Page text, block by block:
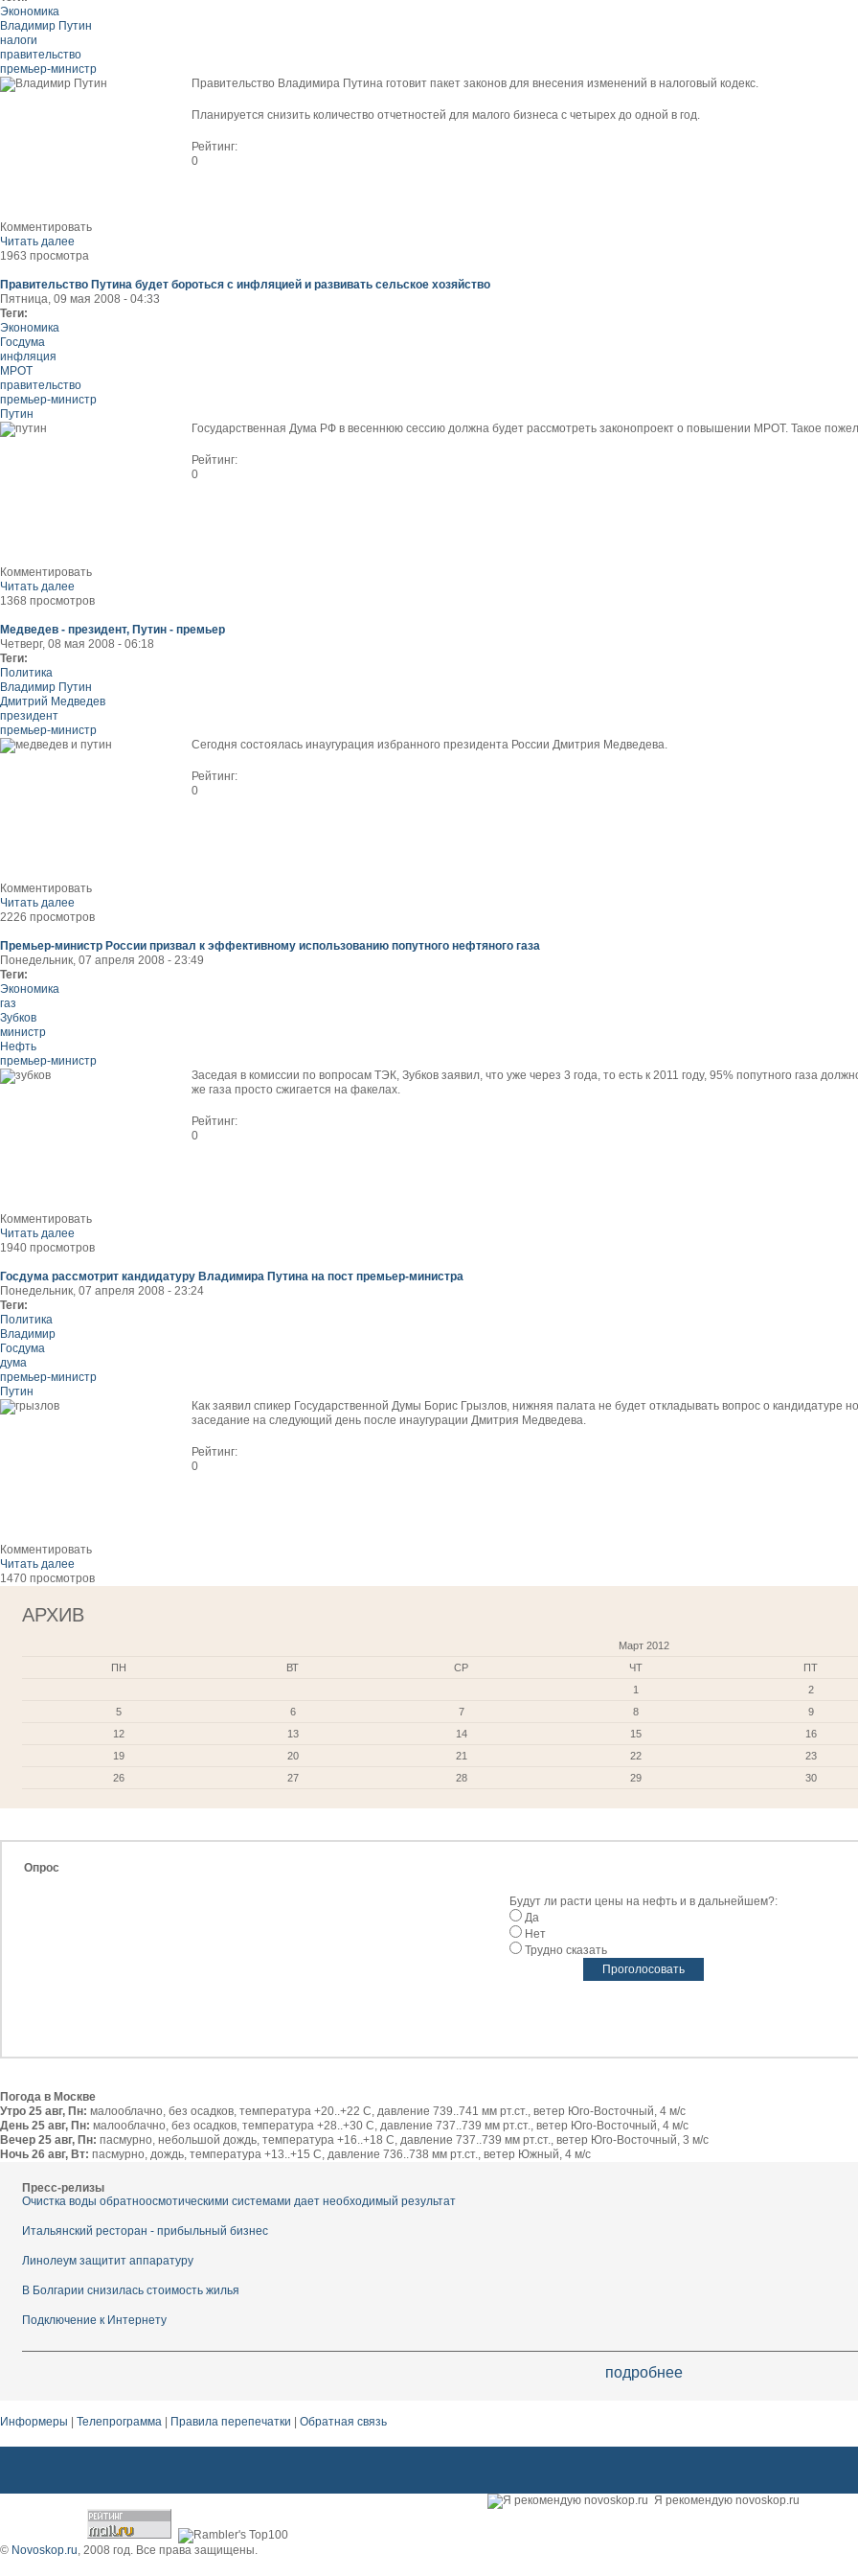
Экономика
Владимир Путин
налоги
правительство
премьер-министр
Правительство Владимира Путина готовит пакет законов для внесения изменений в налоговый кодекс.
Планируется снизить количество отчетностей для малого бизнеса с четырех до одной в год.
Рейтинг:
0
Комментировать
Читать далее
1963 просмотра
Правительство Путина будет бороться с инфляцией и развивать сельское хозяйство
Пятница, 09 мая 2008 - 04:33
Теги:
Экономика
Госдума
инфляция
МРОТ
правительство
премьер-министр
Путин
Государственная Дума РФ в весеннюю сессию должна будет рассмотреть законопроект о повышении МРОТ. Такое
Рейтинг:
0
Комментировать
Читать далее
1368 просмотров
Медведев - президент, Путин - премьер
Четверг, 08 мая 2008 - 06:18
Теги:
Политика
Владимир Путин
Дмитрий Медведев
президент
премьер-министр
Сегодня состоялась инаугурация избранного президента России Дмитрия Медведева.
Рейтинг:
0
Комментировать
Читать далее
2226 просмотров
Премьер-министр России призвал к эффективному использованию попутного нефтяного газа
Понедельник, 07 апреля 2008 - 23:49
Теги:
Экономика
газ
Зубков
министр
Нефть
премьер-министр
Заседая в комиссии по вопросам ТЭК, Зубков заявил, что уже через 3 года, то есть к 2011 году, 95% попутного газа
же газа просто сжигается на факелах.
Рейтинг:
0
Комментировать
Читать далее
1940 просмотров
Госдума рассмотрит кандидатуру Владимира Путина на пост премьер-министра
Понедельник, 07 апреля 2008 - 23:24
Теги:
Политика
Владимир
Госдума
дума
премьер-министр
Путин
Как заявил спикер Государственной Думы Борис Грызлов, нижняя палата не будет откладывать вопрос о кандидатуре
заседание на следующий день после инаугурации Дмитрия Медведева.
Рейтинг:
0
Комментировать
Читать далее
1470 просмотров
АРХИВ
Март 2012
ПН
ВТ СР ЧТ ПТ
1
2
5
6 7 8 9
12
13 14 15 16
19
20 21 22 23
26
27 28 29 30
Опрос
Будут ли расти цены на нефть и в дальнейшем?:
Да
Нет
Трудно сказать
Погода в Москве
Утро 25 авг, Пн: малооблачно, без осадков, температура +20..+22 С, давление 739..741 мм рт.ст., ветер Юго-Восточный, 4 м/с
День 25 авг, Пн: малооблачно, без осадков, температура +28..+30 С, давление 737..739 мм рт.ст., ветер Юго-Восточный, 4 м/с
Вечер 25 авг, Пн: пасмурно, небольшой дождь, температура +16..+18 С, давление 737..739 мм рт.ст., ветер Юго-Восточный, 3 м/с
Ночь 26 авг, Вт: пасмурно, дождь, температура +13..+15 С, давление 736..738 мм рт.ст., ветер Южный, 4 м/с
Пресс-релизы
Очистка воды обратноосмотическими системами дает необходимый результат
Итальянский ресторан - прибыльный бизнес
Линолеум защитит аппаратуру
В Болгарии снизилась стоимость жилья
Подключение к Интернету
подробнее
Информеры Телепрограмма Правила перепечатки Обратная связь
Я рекомендую novoskop.ru
© Novoskop.ru, 2008 год. Все права защищены.